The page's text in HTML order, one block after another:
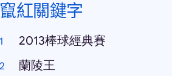
竄紅關鍵字
2013棒球經典賽
蘭陵王